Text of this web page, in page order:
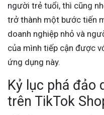
người trẻ tuổi, thì cũng
trở thành một bước tiến
doanh nghiệp nhỏ và
của mình tiếp cận được
ứng dụng này.
Kỷ lục phá đảo
trên TikTok